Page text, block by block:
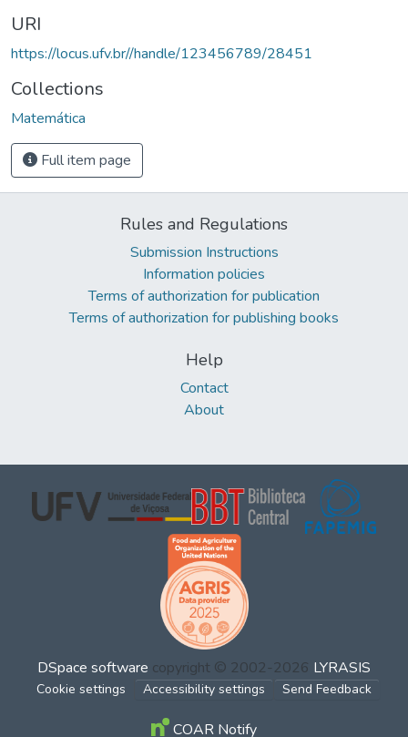
URI
https://locus.ufv.br//handle/123456789/28451
Collections
Matemática
Full item page
Rules and Regulations
Submission Instructions
Information policies
Terms of authorization for publication
Terms of authorization for publishing books
Help
Contact
About
DSpace software copyright © 2002-2026 LYRASIS
Cookie settings Accessibility settings Send Feedback
COAR Notify